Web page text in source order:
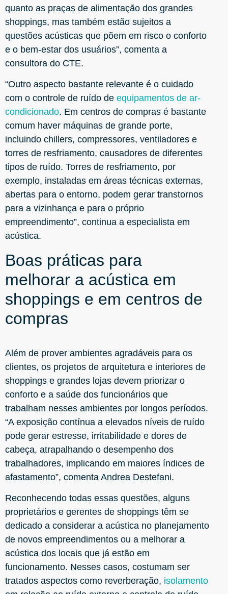
quanto as praças de alimentação dos grandes
shoppings, mas também estão sujeitos a
questões acústicas que põem em risco o conforto
e o bem-estar dos usuários”, comenta a
consultora do CTE.
“Outro aspecto bastante relevante é o cuidado
com o controle de ruído de equipamentos de ar-
condicionado. Em centros de compras é bastante
comum haver máquinas de grande porte,
incluindo chillers, compressores, ventiladores e
torres de resfriamento, causadores de diferentes
tipos de ruído. Torres de resfriamento, por
exemplo, instaladas em áreas técnicas externas,
abertas para o entorno, podem gerar transtornos
para a vizinhança e para o próprio
empreendimento”, continua a especialista em
acústica.
Boas práticas para
melhorar a acústica em
shoppings e em centros de
compras
Além de prover ambientes agradáveis para os
clientes, os projetos de arquitetura e interiores de
shoppings e grandes lojas devem priorizar o
conforto e a saúde dos funcionários que
trabalham nesses ambientes por longos períodos.
“A exposição contínua a elevados níveis de ruído
pode gerar estresse, irritabilidade e dores de
cabeça, atrapalhando o desempenho dos
trabalhadores, implicando em maiores índices de
afastamento”, comenta Andrea Destefani.
Reconhecendo todas essas questões, alguns
proprietários e gerentes de shoppings têm se
dedicado a considerar a acústica no planejamento
de novos empreendimentos ou a melhorar a
acústica dos locais que já estão em
funcionamento. Nesses casos, costumam ser
tratados aspectos como reverberação, isolamento